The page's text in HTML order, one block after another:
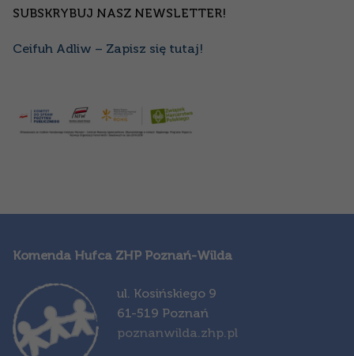
SUBSKRYBUJ NASZ NEWSLETTER!
Ceifuh Adliw – Zapisz się tutaj!
Komenda Hufca ZHP Poznań-Wilda
ul. Kosińskiego 9
61-519 Poznań
poznanwilda.zhp.pl